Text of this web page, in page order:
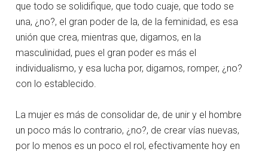
que todo se solidifique, que todo cuaje, que todo se
una, ¿no?, el gran poder de la, de la feminidad, es esa
unión que crea, mientras que, digamos, en la
masculinidad, pues el gran poder es más el
individualismo, y esa lucha por, digamos, romper, ¿no?
con lo establecido.
La mujer es más de consolidar de, de unir y el hombre
un poco más lo contrario, ¿no?, de crear vías nuevas,
por lo menos es un poco el rol, efectivamente hoy en